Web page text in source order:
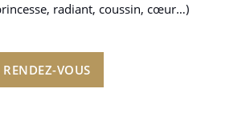
radiant, coussin, cœur…)
RENDEZ-VOUS